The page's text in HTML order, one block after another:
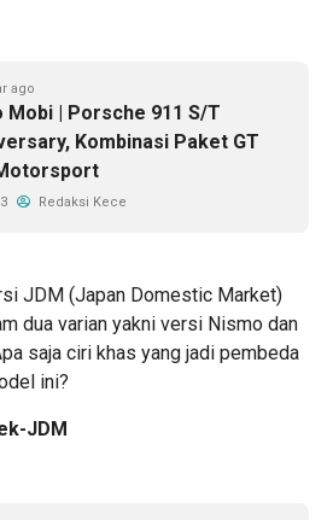
ago
Mobi | Porsche 911 S/T
Kombinasi Paket GT
Redaksi Kece
JDM (Japan Domestic Market)
dua varian yakni versi Nismo dan
saja ciri khas yang jadi pembeda
ini?
JDM